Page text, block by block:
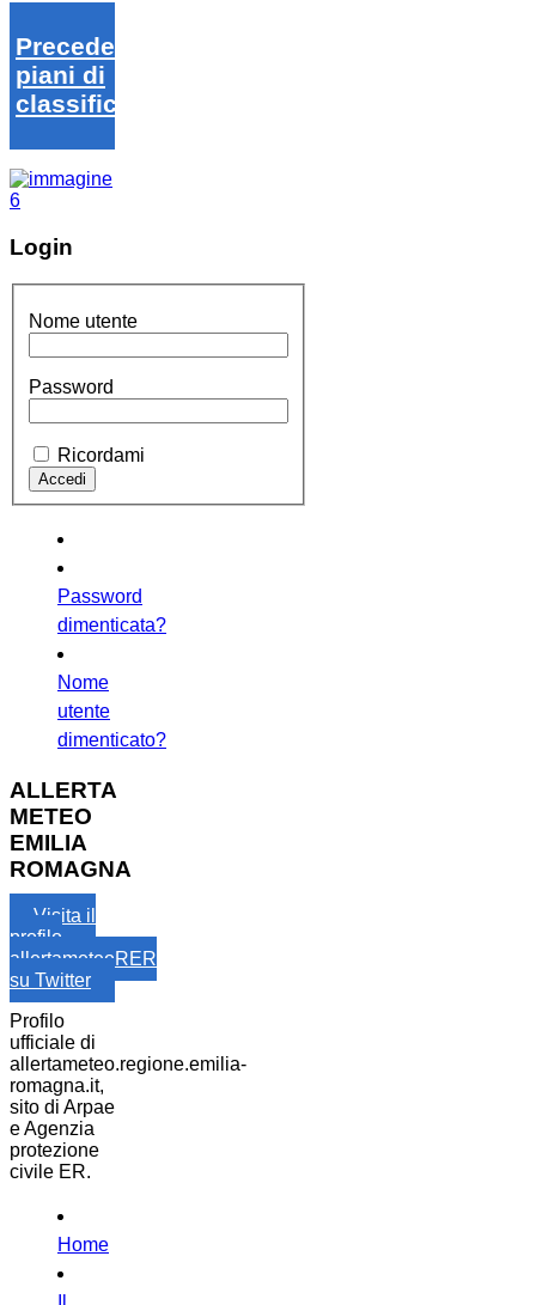
Precedenti
piani di
classifica
Login
Nome utente
Password
Ricordami
Password
dimenticata?
Nome
utente
dimenticato?
ALLERTA
METEO
EMILIA
ROMAGNA
Visita il
profilo
allertameteoRER
su Twitter
Profilo
ufficiale di
allertameteo.regione.emilia-
romagna.it,
sito di Arpae
e Agenzia
protezione
civile ER.
Home